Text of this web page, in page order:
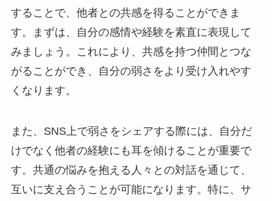
することで、他者との共感を得ることができま
す。まずは、自分の感情や経験を素直に表現して
みましょう。これにより、共感を持つ仲間とつな
がることができ、自分の弱さをより受け入れやす
くなります。
また、SNS上で弱さをシェアする際には、自分だ
けでなく他者の経験にも耳を傾けることが重要で
す。共通の悩みを抱える人々との対話を通じて、
互いに支え合うことが可能になります。特に、サ